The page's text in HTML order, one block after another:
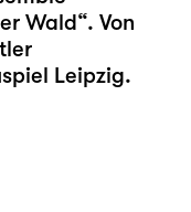
Wald“. Von
Leipzig.